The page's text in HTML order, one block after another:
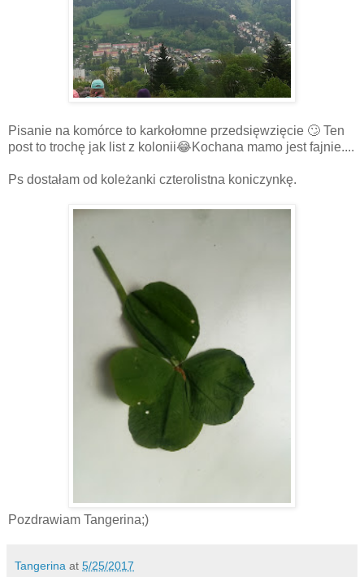
Pisanie na komórce to karkołomne przedsięwzięcie 🙄 Ten
post to trochę jak list z kolonii😂Kochana mamo jest fajnie....
Ps dostałam od koleżanki czterolistna koniczynkę.
Pozdrawiam Tangerina;)
Tangerina at 5/25/2017